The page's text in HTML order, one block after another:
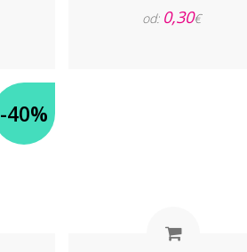
od: 0,30€
-40%